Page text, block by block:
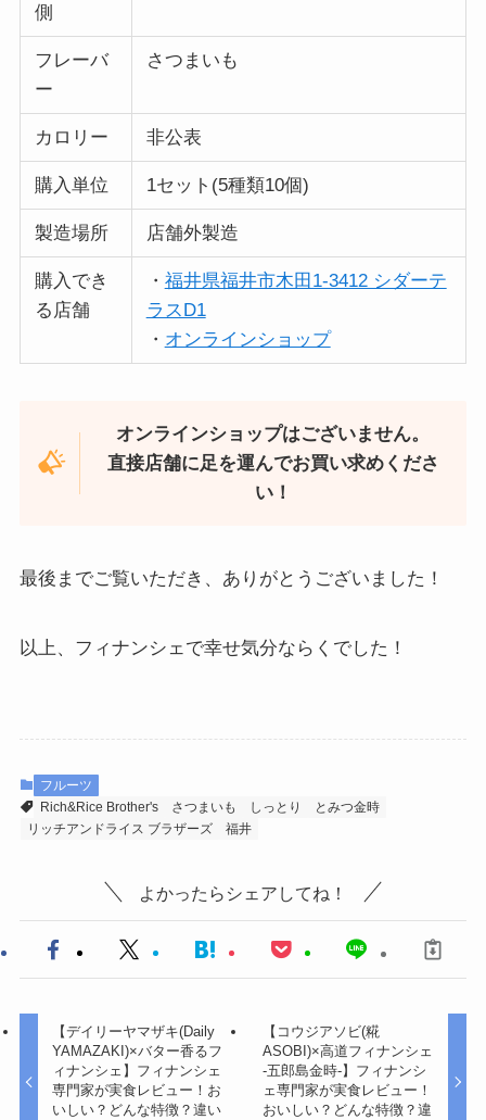
側
フレーバ
ー
さつまいも
カロリー 非公表
購入単位 1セット(5種類10個)
製造場所 店舗外製造
購入でき
る店舗
・ 福井県福井市木田1-3412 シダーテ
ラスD1
・ オンラインショップ
オンラインショップはございません。
直接店舗に足を運んでお買い求めくださ
い！
最後までご覧いただき、ありがとうございました！
以上、フィナンシェで幸せ気分ならくでした！
フルーツ
Rich&Rice Brother's
さつまいも しっとり
とみつ金時
リッチアンドライス ブラザーズ
福井
よかったらシェアしてね！
【デイリーヤマザキ(Daily
YAMAZAKI)×バター香るフ
ィナンシェ】フィナンシェ
専門家が実食レビュー！お
いしい？どんな特徴？違い
【コウジアソビ(糀
ASOBI)×高道フィナンシェ
-五郎島金時-】フィナンシ
ェ専門家が実食レビュー！
おいしい？どんな特徴？違